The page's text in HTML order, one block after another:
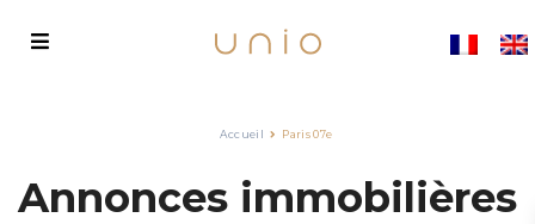
Accueil Paris 07e
Annonces immobilières